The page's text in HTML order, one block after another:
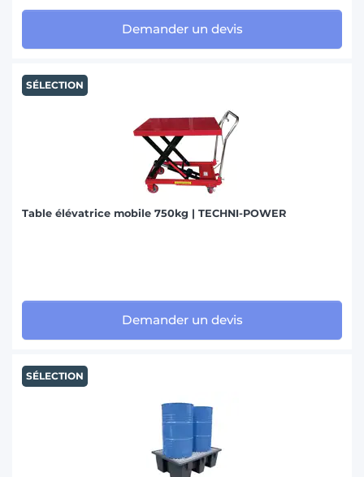
Demander un devis
SÉLECTION
Table élévatrice mobile 750kg | TECHNI-POWER
Demander un devis
SÉLECTION